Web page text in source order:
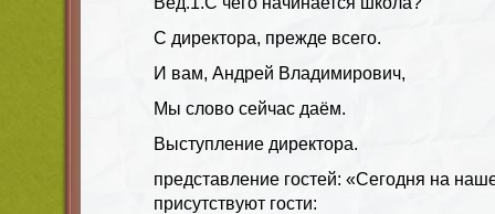
С директора, прежде всего.
И вам, Андрей Владимирович,
Мы слово сейчас даём.
Выступление директора.
представление гостей: «Сегодня на
присутствуют гости: